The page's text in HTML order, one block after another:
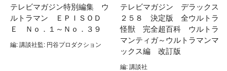
テレビマガジン特別編集 ウ
ルトラマン ＥＰＩＳＯＤ
Ｅ Ｎｏ．１～Ｎｏ．３９
編: 講談社監: 円谷プロダクション
テレビマガジン デラックス
２５８ 決定版 全ウルトラ
怪獣 完全超百科 ウルトラ
マンティガ～ウルトラマンマ
ックス編 改訂版
編: 講談社